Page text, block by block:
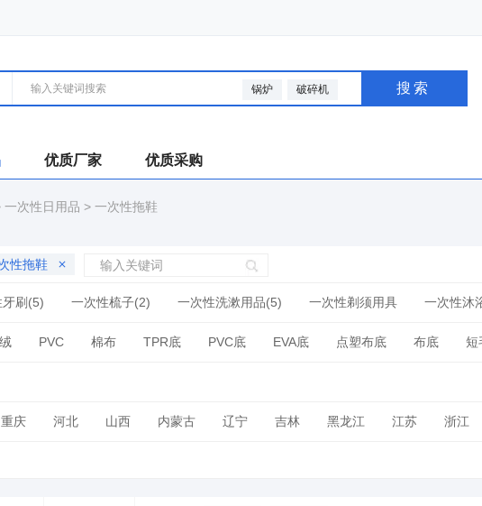
搜索
锅炉 破碎机
优质厂家 优质采购
一次性日用品 > 一次性拖鞋
性拖鞋
刷(5) 一次性梳子(2) 一次性洗漱用品(5) 一次性剃须用具 一次性沐
(1) 一次性纸盘(5) 一次性桌布(1) 一次性马桶垫(3) 一次性围裙及袖
PVC 棉布 TPR底 PVC底 EVA底 点塑布底 布底 短
重庆 河北 山西 内蒙古 辽宁 吉林 黑龙江 江苏 浙江